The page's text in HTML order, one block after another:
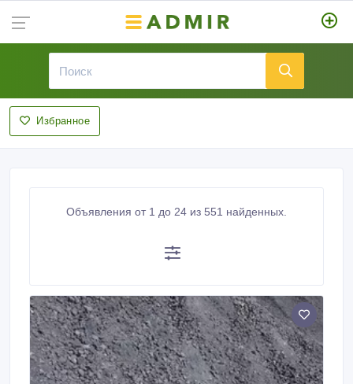
Избранное
Объявления от 1 до 24 из 551 найденных.